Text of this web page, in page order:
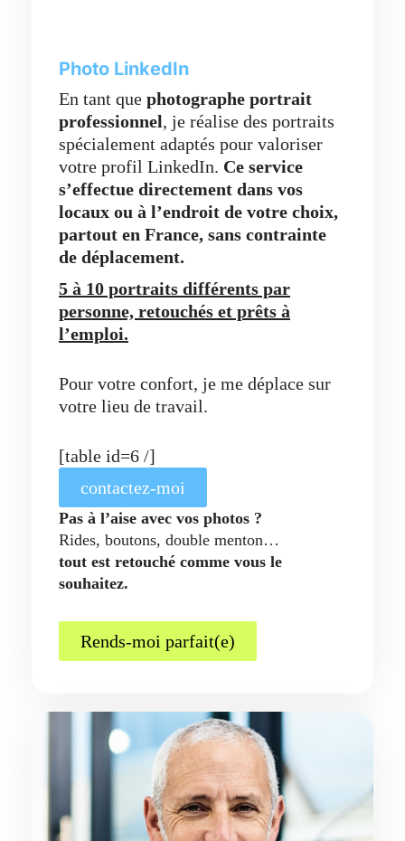
Photo LinkedIn
En tant que photographe portrait
professionnel, je réalise des portraits
spécialement adaptés pour valoriser
votre profil LinkedIn. Ce service
s’effectue directement dans vos
locaux ou à l’endroit de votre choix,
partout en France, sans contrainte
de déplacement.
5 à 10 portraits différents par
personne, retouchés et prêts à
l’emploi.
Pour votre confort, je me déplace sur
votre lieu de travail.
[table id=6 /]
contactez-moi
Pas à l’aise avec vos photos ?
Rides, boutons, double menton…
tout est retouché comme vous le
souhaitez.
Rends-moi parfait(e)